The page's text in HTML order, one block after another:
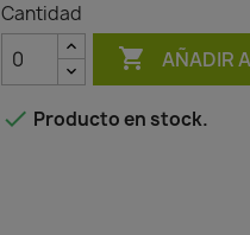
Cantidad
 AÑADIR
 Producto en stock.